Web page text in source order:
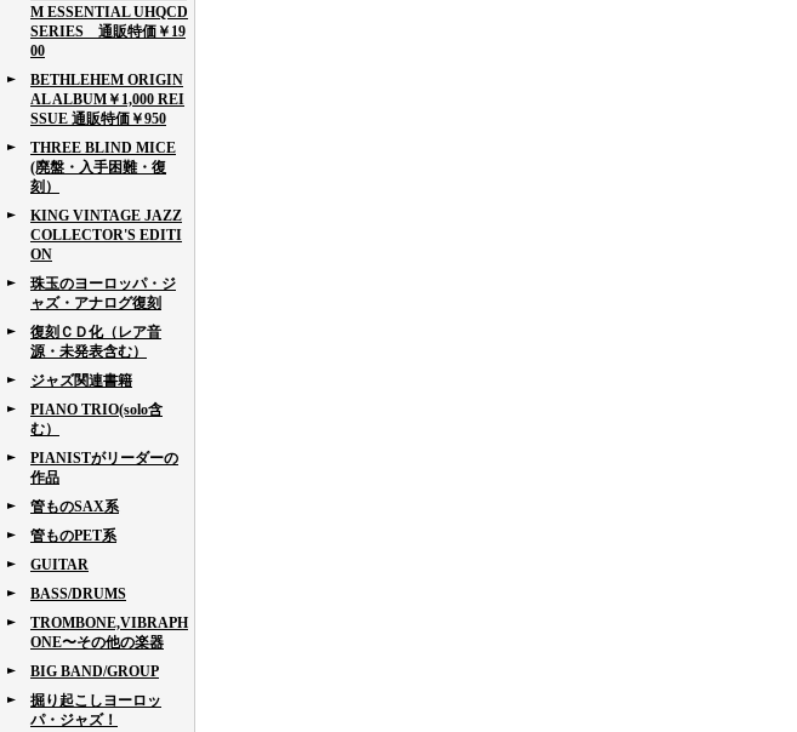
M ESSENTIAL UHQCD
SERIES 通販特価￥19
00
BETHLEHEM ORIGIN
AL ALBUM￥1,000 REI
SSUE 通販特価￥950
THREE BLIND MICE
(廃盤・入手困難・復
刻）
KING VINTAGE JAZZ
COLLECTOR'S EDITI
ON
珠玉のヨーロッパ・ジ
ャズ・アナログ復刻
復刻ＣＤ化（レア音
源・未発表含む）
ジャズ関連書籍
PIANO TRIO(solo含
む）
PIANISTがリーダーの
作品
管ものSAX系
管ものPET系
GUITAR
BASS/DRUMS
TROMBONE,VIBRAPH
ONE〜その他の楽器
BIG BAND/GROUP
掘り起こしヨーロッ
パ・ジャズ！